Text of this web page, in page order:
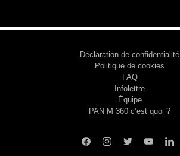
Déclaration de confidentialité
Politique de cookies
FAQ
Infolettre
Équipe
PAN M 360 c’est quoi ?